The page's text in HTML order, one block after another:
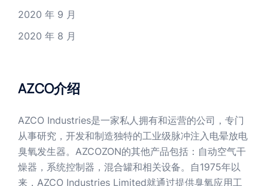
2020 年 9 月
2020 年 8 月
AZCO介绍
AZCO Industries是一家私人拥有和运营的公司，专门
从事研究，开发和制造独特的工业级脉冲注入电晕放电
臭氧发生器。AZCOZON的其他产品包括：自动空气干
燥器，系统控制器，混合罐和相关设备。自1975年以
来，AZCO Industries Limited就通过提供臭氧应用工